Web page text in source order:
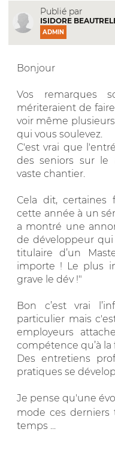
Publié par
ISIDORE
ADMIN
Bonjour
Vos remarques
mériteraient de
voir même
qui vous soulevez.
C'est vrai que
des seniors sur le
vaste chantier.
Cela dit, certaines
cette année à un
a montré une
de développeur
titulaire d’un
importe ! Le plus
grave le dév !"
Bon c’est vrai
particulier mais
employeurs
compétence qu’à
Des entretiens
pratiques se
Je pense qu'une
mode ces derniers
temps ...